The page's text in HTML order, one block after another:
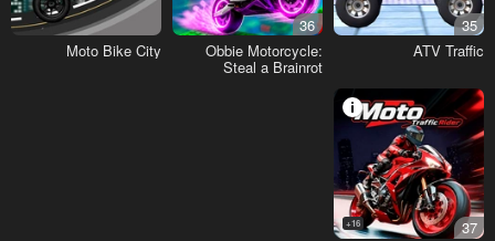
35
ATV Traffic
36
Obbie Motorcycle:
Steal a Brainrot
Moto Bike City
37
16+